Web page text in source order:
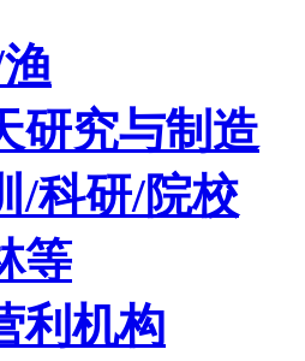
研究与制造
/科研/院校
等
利机构